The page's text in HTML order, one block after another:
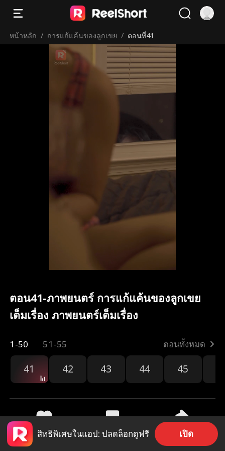
หน้าหลัก / การแก้แค้นของลูกเขย / ตอนที่41
ตอน41-ภาพยนตร์ การแก้แค้นของลูกเขย
เต็มเรื่อง ภาพยนตร์เต็มเรื่อง
1-50 51-55 ตอนทั้งหมด
41 42 43 44 45
2.8k 790 แชร์
สิทธิพิเศษในแอป: ปลดล็อกดูฟรี เปิด